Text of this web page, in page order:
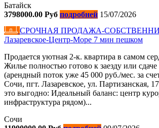
Батайск
3798000.00 Руб подробней 15/07/2026
СРОЧНАЯ ПРОДАЖА-
Лазаревское-Центр-Море 7 мин пешком
Продается уютная 2-к. квартира в самом
Жилье полностью готово к заезду или сдаче
(арендный поток уже 45 000 руб./мес. за
Сочи, пгт. Лазаревское, ул. Партизанская,
это выгодно: Идеальный баланс: центр
инфраструктура рядом)...
Сочи